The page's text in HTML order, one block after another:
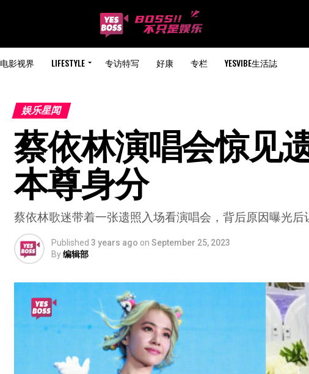
电影视界 LIFESTYLE 专访特写 好康 专栏 YESVIBE生活誌
娱乐星闻
蔡依林演唱会惊见
本尊身分
蔡依林歌迷带着一张遗照入场看演唱会，背后原因曝光后
Published 3 years ago on September 25, 2023
By编辑部